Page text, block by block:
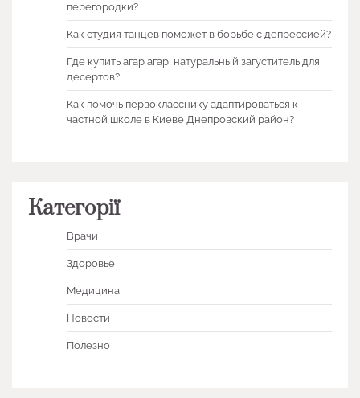
перегородки?
Как студия танцев поможет в борьбе с депрессией?
Где купить агар агар, натуральный загуститель для
десертов?
Как помочь первокласснику адаптироваться к
частной школе в Киеве Днепровский район?
Категорії
Врачи
Здоровье
Медицина
Новости
Полезно